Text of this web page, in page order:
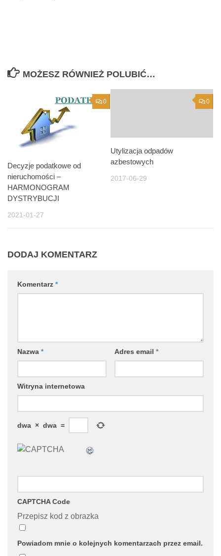
MOŻESZ RÓWNIEŻ POLUBIĆ…
0
Decyzje podatkowe od
nieruchomości –
HARMONOGRAM
DYSTRYBUCJI
2021-01-27
0
Utylizacja odpadów
azbestowych
2017-06-29
DODAJ KOMENTARZ
Komentarz *
Nazwa * Adres email *
Witryna internetowa
dwa × dwa =
CAPTCHA Code
Przepisz kod z obrazka
Powiadom mnie o kolejnych komentarzach przez email.